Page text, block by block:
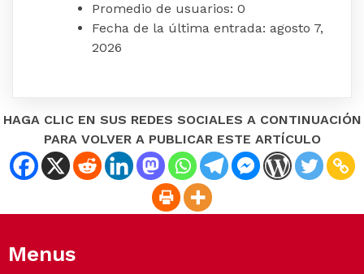
Promedio de usuarios: 0
Fecha de la última entrada: agosto 7,
2026
HAGA CLIC EN SUS REDES SOCIALES A CONTINUACIÓN
PARA VOLVER A PUBLICAR ESTE ARTÍCULO
Menus